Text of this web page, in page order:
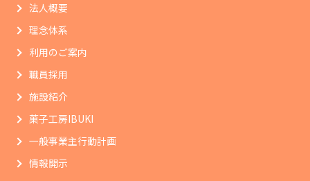
法人概要
理念体系
利用のご案内
職員採用
施設紹介
菓子工房IBUKI
一般事業主行動計画
情報開示